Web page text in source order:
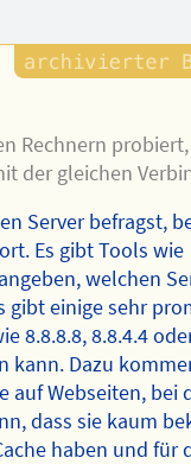
Rechnern
der gleichen
Server befragst,
Es gibt Tools wie
welchen
gibt einige sehr
8.8.8.8, 8.8.4.4
kann. Dazu
auf Webseiten, bei
dass sie kaum
haben und für